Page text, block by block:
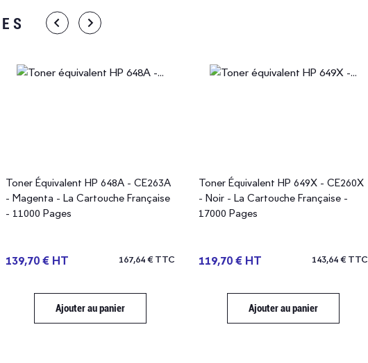
Toner Équivalent HP 648A - CE263A
- Magenta - La Cartouche Française
- 11000 Pages
139,70 € HT 167,64 € TTC
Ajouter au panier
Toner Équivalent HP 649X - CE260X
- Noir - La Cartouche Française -
17000 Pages
119,70 € HT 143,64 € TTC
Ajouter au panier